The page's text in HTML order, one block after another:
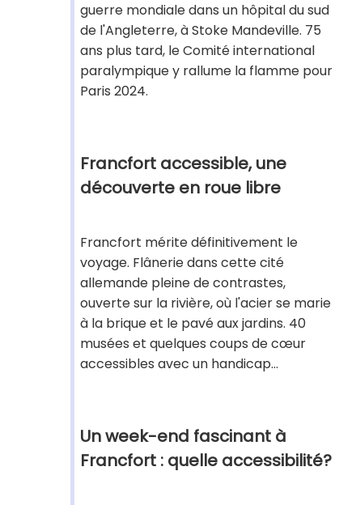
guerre mondiale dans un hôpital du sud
de l'Angleterre, à Stoke Mandeville. 75
ans plus tard, le Comité international
paralympique y rallume la flamme pour
Paris 2024.
Francfort accessible, une
découverte en roue libre
Francfort mérite définitivement le
voyage. Flânerie dans cette cité
allemande pleine de contrastes,
ouverte sur la rivière, où l'acier se marie
à la brique et le pavé aux jardins. 40
musées et quelques coups de cœur
accessibles avec un handicap...
Un week-end fascinant à
Francfort : quelle accessibilité?